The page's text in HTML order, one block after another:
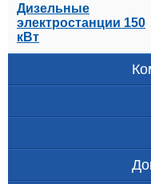
Дизельные
электростанции 150
кВт